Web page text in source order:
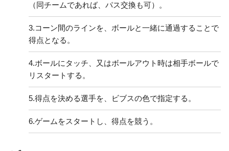
（同チームであれば、パス交換も可）。
3.コーン間のラインを、ボールと一緒に通過することで
得点となる。
4.ボールにタッチ、又はボールアウト時は相手ボールで
リスタートする。
5.得点を決める選手を、ビブスの色で指定する。
6.ゲームをスタートし、得点を競う。